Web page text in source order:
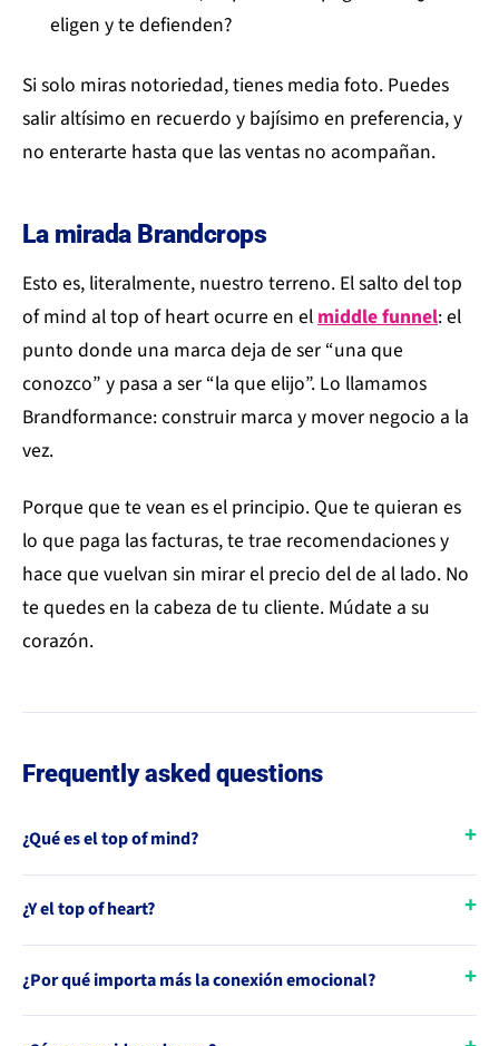
eligen y te defienden?
Si solo miras notoriedad, tienes media foto. Puedes
salir altísimo en recuerdo y bajísimo en preferencia, y
no enterarte hasta que las ventas no acompañan.
La mirada Brandcrops
Esto es, literalmente, nuestro terreno. El salto del top
of mind al top of heart ocurre en el middle funnel: el
punto donde una marca deja de ser “una que
conozco” y pasa a ser “la que elijo”. Lo llamamos
Brandformance: construir marca y mover negocio a la
vez.
Porque que te vean es el principio. Que te quieran es
lo que paga las facturas, te trae recomendaciones y
hace que vuelvan sin mirar el precio del de al lado. No
te quedes en la cabeza de tu cliente. Múdate a su
corazón.
Frequently asked questions
¿Qué es el top of mind?
¿Y el top of heart?
¿Por qué importa más la conexión emocional?